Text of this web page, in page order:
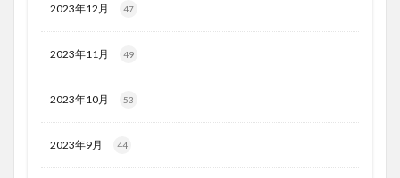
2023年12月 47
2023年11月 49
2023年10月 53
2023年9月 44